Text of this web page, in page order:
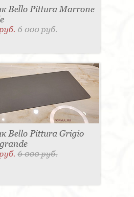
Bello Pittura Marrone
6 000 руб.
Bello Pittura Grigio
6 000 руб.